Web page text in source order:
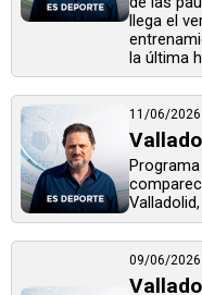
llega el
la última
11/06/2026
Valladolid,
09/06/2026